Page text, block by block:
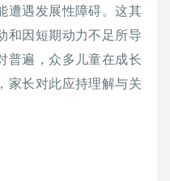
遭遇发展性障碍。这其
和因短期动力不足所导
普遍，众多儿童在成长
家长对此应持理解与关